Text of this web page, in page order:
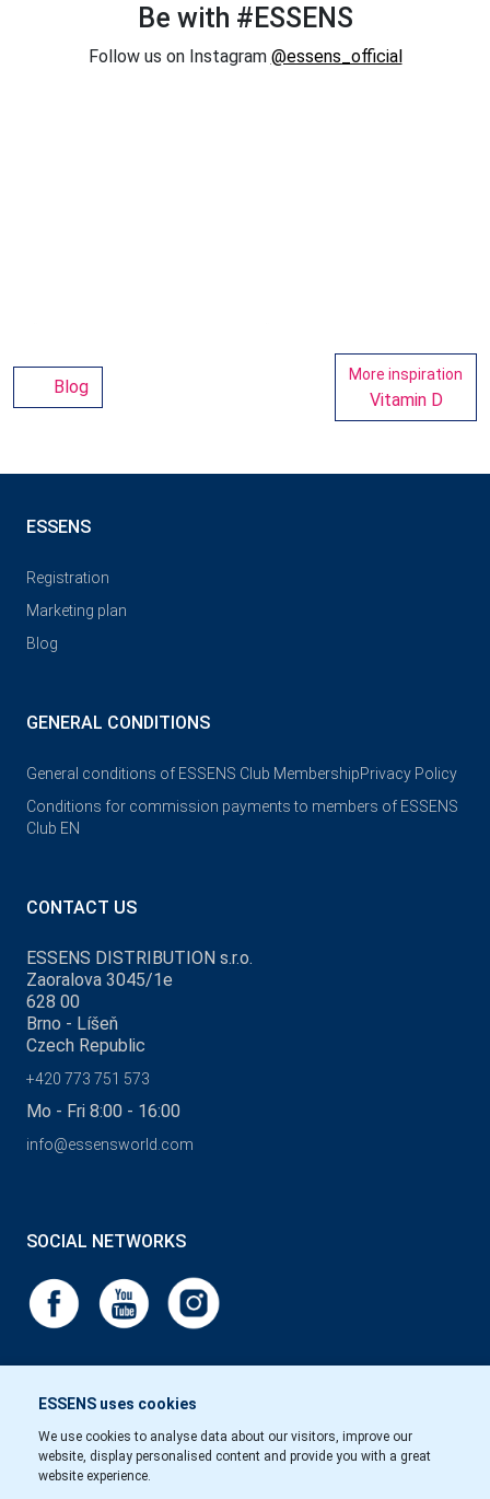
Be with #ESSENS
Follow us on Instagram @essens_official
Blog
More inspiration
Vitamin D
ESSENS uses cookies
We use cookies to analyse data about our visitors, improve our
website, display personalised content and provide you with a great
website experience.
ESSENS
Registration
Marketing plan
Blog
GENERAL CONDITIONS
General conditions of ESSENS Club MembershipPrivacy Policy
Conditions for commission payments to members of ESSENS
Club EN
CONTACT US
ESSENS DISTRIBUTION s.r.o.
Zaoralova 3045/1e
628 00
Brno - Líšeň
Czech Republic
+420 773 751 573
Mo - Fri 8:00 - 16:00
info@essensworld.com
SOCIAL NETWORKS